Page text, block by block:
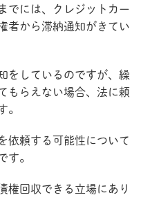
でには、クレジットカー
者から滞納通知がきてい
をしているのですが、繰
もらえない場合、法に頼
。
依頼する可能性について
す。
権回収できる立場にあり